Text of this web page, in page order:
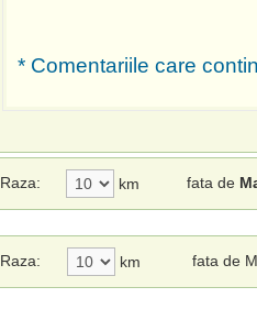
* Comentariile care
Raza: km fata de
Raza: km fata de